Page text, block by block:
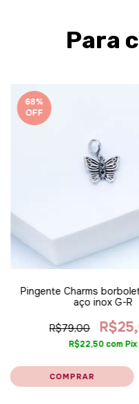
Para
68%
OFF
Pingente Charms
aço inox G-R
R$79,00
R$22,50com Pix